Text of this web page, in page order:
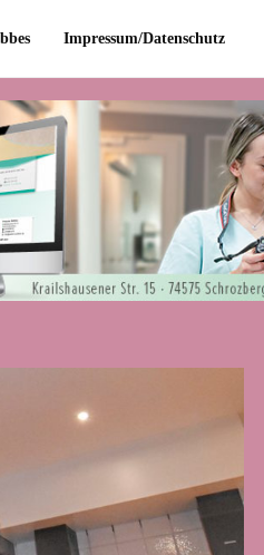
Impressum/Datenschutz